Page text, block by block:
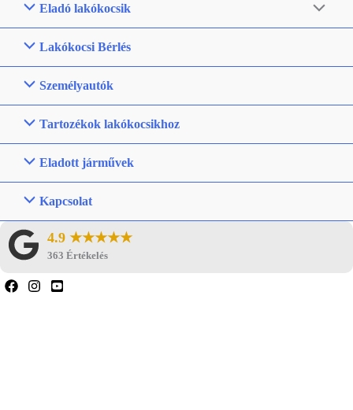
Eladó lakókocsik
Lakókocsi Bérlés
Személyautók
Tartozékok lakókocsikhoz
Eladott járművek
Kapcsolat
4.9 ★★★★★
363 Értékelés